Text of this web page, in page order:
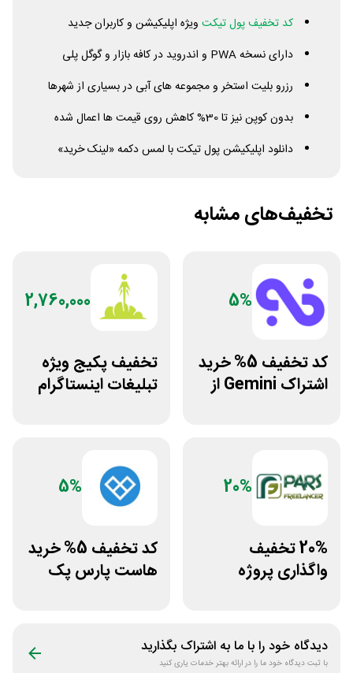
کد تخفیف پول تیکت ویژه اپلیکیشن و کاربران جدید
دارای نسخهPWA و اندروید در کافه بازار و گوگل پلی
رزرو بلیت استخر و مجموعه های آبی در بسیاری از شهرها
بدون کوپن نیز تا 30% کاهش روی قیمت ها اعمال شده
دانلود اپلیکیشن پول تیکت با لمس دکمه «لینک خرید»
تخفیف‌های مشابه
5%
کد تخفیف 5% خرید
اشتراک Gemini از
2,760,000
تخفیف پکیج ویژه
تبلیغات اینستاگرام
20%
20% تخفیف
واگذاری پروژه
5%
کد تخفیف 5% خرید
هاست پارس پک
دیدگاه خود را با ما به اشتراک بگذارید
با ثبت دیدگاه خود ما را در ارائه بهتر خدمات یاری کنید